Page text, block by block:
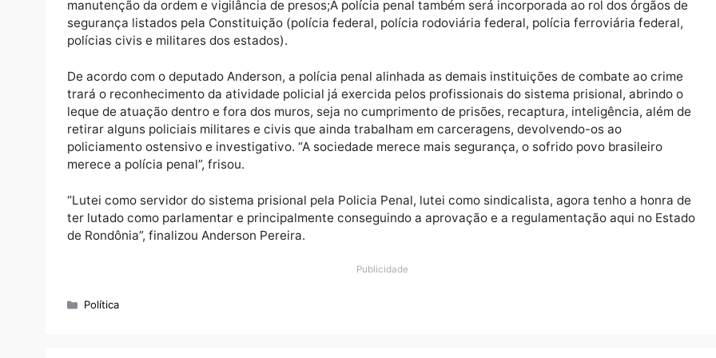
A PEC define ainda que:
Serão escolhidos por concurso público;
A corporação também será composta pelos atuais agentes penitenciários, que atualmente
manutenção da ordem e vigilância de presos;A polícia penal também será incorporada ao rol dos
segurança listados pela Constituição (polícia federal, polícia rodoviária federal, polícia ferroviária
polícias civis e militares dos estados).
De acordo com o deputado Anderson, a polícia penal alinhada as demais instituições de combate ao
trará o reconhecimento da atividade policial já exercida pelos profissionais do sistema prisional,
leque de atuação dentro e fora dos muros, seja no cumprimento de prisões, recaptura, inteligência,
retirar alguns policiais militares e civis que ainda trabalham em carceragens, devolvendo-os ao
merece a polícia penal”, frisou.